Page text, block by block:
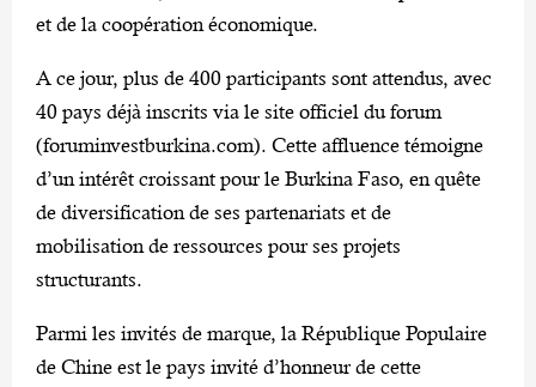
et de la coopération économique.
A ce jour, plus de 400 participants sont attendus, avec
40 pays déjà inscrits via le site officiel du forum
(foruminvestburkina.com). Cette affluence témoigne
d’un intérêt croissant pour le Burkina Faso, en quête
de diversification de ses partenariats et de
mobilisation de ressources pour ses projets
structurants.
Parmi les invités de marque, la République Populaire
de Chine est le pays invité d’honneur de cette